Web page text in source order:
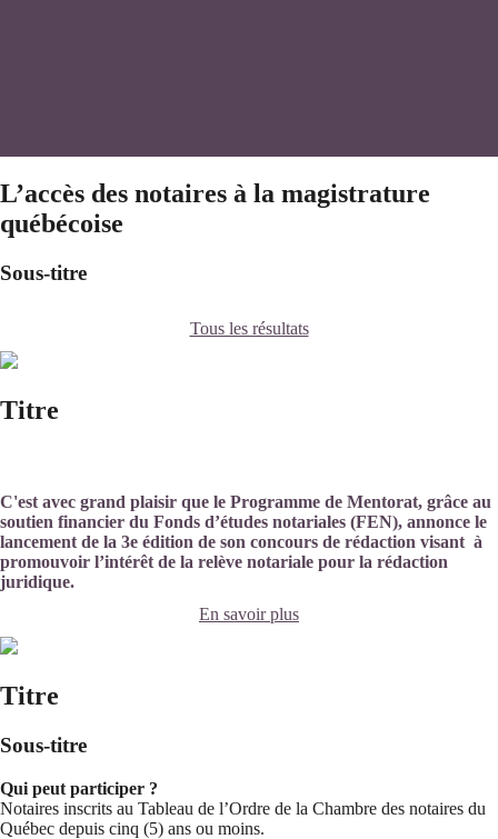
L’accès des notaires à la magistrature
québécoise
Sous-titre
Tous les résultats
Titre
C'est avec grand plaisir que le Programme de Mentorat, grâce au
soutien financier du Fonds d’études notariales (FEN), annonce le
lancement de la 3e édition de son concours de rédaction visant à
promouvoir l’intérêt de la relève notariale pour la rédaction
juridique.
En savoir plus
Titre
Sous-titre
Qui peut participer ?
Notaires inscrits au Tableau de l’Ordre de la Chambre des notaires du
Québec depuis cinq (5) ans ou moins.